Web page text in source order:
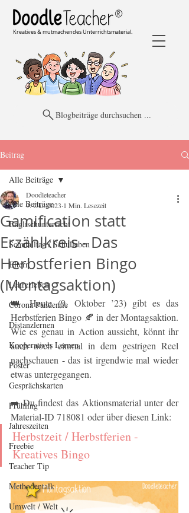
Kreatives & mutmachendes Unterrichtsmaterial.
Blogbeiträge durchsuchen ...
Beitrag
Alle Beiträge
Englischunterricht
Schulalltag / Schulleben
Eltern
Lehrerleben
Corona Pandemie
Distanzlernen
Kooperatives Lernen
Poster
Gesprächskarten
Frühling
Jahreszeiten
Freebie
Teacher Tip
Methodentalk
Umwelt / Welt
Alle Beiträge
Gamification statt
Erzählkreis - Das
Herbstferien Bingo
(Montagsaktion)
Doodleteacher
9. Okt. 2023 1 Min. Lesezeit
👑 Heute (9. Oktober ’23) gibt es das
Herbstferien Bingo 🍂 in der Montagsaktion.
Wie es genau in Action aussieht, könnt ihr
auch noch einmal in dem gestrigen Reel
nachschauen - das ist irgendwie mal wieder
etwas untergegangen.
➡️ Du findest das Aktionsmaterial unter der
Material-ID 718081 oder über diesen Link:
Herbstzeit / Herbstferien -
Kreatives Bingo